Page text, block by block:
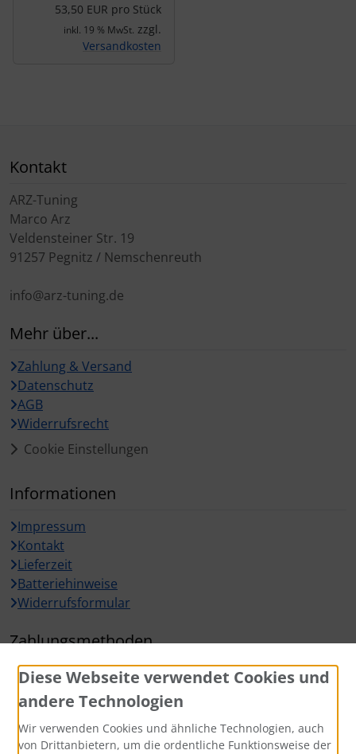
53,50 EUR pro Stück
inkl. 19 % MwSt. zzgl.
Versandkosten
Kontakt
ARZ-Tuning
Marco Arz
Veldensteiner Str. 19
91257 Pegnitz / Nemschenreuth
info@arz-tuning.de
Mehr über...
Zahlung & Versand
Datenschutz
AGB
Widerrufsrecht
Cookie Einstellungen
Informationen
Impressum
Kontakt
Lieferzeit
Batteriehinweise
Widerrufsformular
Zahlungsmethoden
Widerrufsbutton
Diese Webseite verwendet Cookies und
andere Technologien
Wir verwenden Cookies und ähnliche Technologien, auch
von Drittanbietern, um die ordentliche Funktionsweise der